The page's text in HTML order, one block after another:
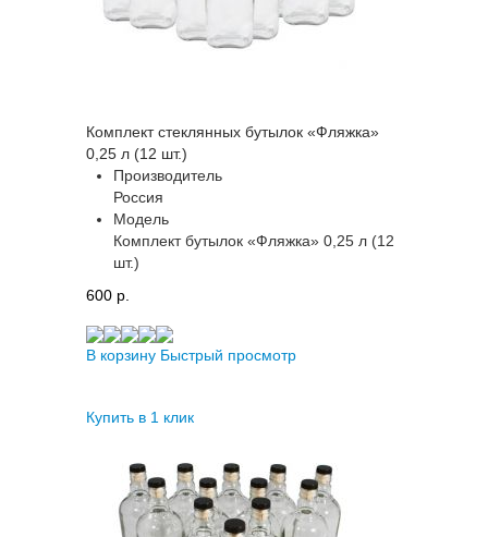
Комплект стеклянных бутылок «Фляжка»
0,25 л (12 шт.)
Производитель
Россия
Модель
Комплект бутылок «Фляжка» 0,25 л (12
шт.)
600 p.
В корзину Быстрый просмотр
Купить в 1 клик